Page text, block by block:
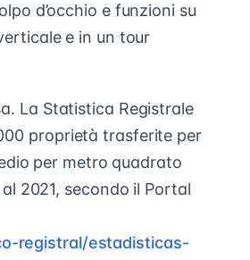
d’occhio e funzioni su
e in un tour
La Statistica Registrale
proprietà trasferite per
per metro quadrato
2021, secondo il Portal
registral/estadisticas-